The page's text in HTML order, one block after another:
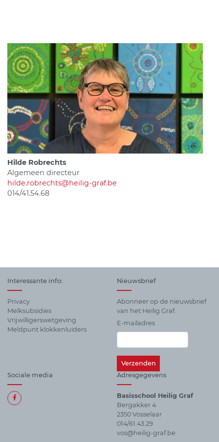
Hilde Robrechts
Algemeen directeur
hilde.robrechts@heilig-graf.be
014/41.54.68
Interessante info:
Privacy
Melksubsidies
Vrijwilligerswetgeving
Meldpunt klokkenluiders
Nieuwsbrief
Abonneer op de nieuwsbrief
van het Heilig Graf.
E-mailadres
Sociale media Adresgegevens
Basisschool Heilig Graf
Bergakker 4
2350 Vosselaar
014/61.43.29
vos@heilig-graf.be